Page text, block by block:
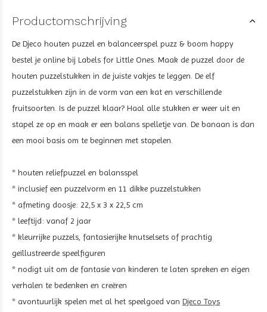
Productomschrijving
De Djeco houten puzzel en balanceerspel puzz & boom happy
bestel je online bij Labels for Little Ones. Maak de puzzel door de
houten puzzelstukken in de juiste vakjes te leggen. De elf
puzzelstukken zijn in de vorm van een kat en verschillende
fruitsoorten. Is de puzzel klaar? Haal alle stukken er weer uit en
stapel ze op en maak er een balans spelletje van. De banaan is dan
een mooi basis om te beginnen met stapelen.
* houten reliefpuzzel en balansspel
* inclusief een puzzelvorm en 11 dikke puzzelstukken
* afmeting doosje: 22,5 x 3 x 22,5 cm
* leeftijd: vanaf 2 jaar
* kleurrijke puzzels, fantasierijke knutselsets of prachtig
geïllustreerde speelfiguren
* nodigt uit om de fantasie van kinderen te laten spreken en eigen
verhalen te bedenken en creëren
* avontuurlijk spelen met al het speelgoed van Djeco Toys